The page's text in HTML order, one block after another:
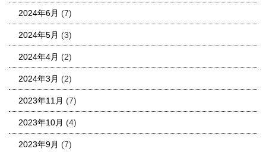
2024年6月 (7)
2024年5月 (3)
2024年4月 (2)
2024年3月 (2)
2023年11月 (7)
2023年10月 (4)
2023年9月 (7)